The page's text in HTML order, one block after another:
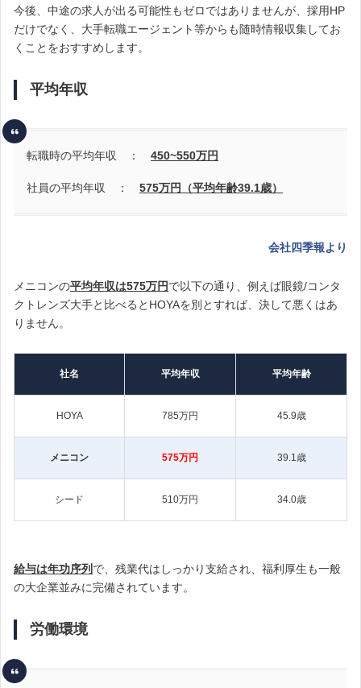
今後、中途の求人が出る可能性もゼロではありませんが、 採用HP
だけでなく、大手転職エージェント等からも随時情報収集してお
くことをおすすめします。
平均年収
転職時の平均年収 ： 450~550万円
社員の平均年収 ： 575万円（平均年齢39.1歳）
会社四季報より
メニコンの平均年収は575万円で以下の通り、例えば眼鏡/コンタ
クトレンズ大手と比べるとHOYAを別とすれば、決して悪くはあ
りません。
社名 平均年収 平均年齢
HOYA 785万円 45.9歳
メニコン 575万円 39.1歳
シード 510万円 34.0歳
給与は年功序列 で、残業代はしっかり支給され、福利厚生も一般
の大企業並みに完備されています。
労働環境